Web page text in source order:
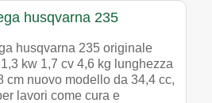
husqvarna 235
husqvarna 235 originale
kw 1,7 cv 4,6 kg lunghezza
cm nuovo modello da 34,4 cc,
lavori come cura e